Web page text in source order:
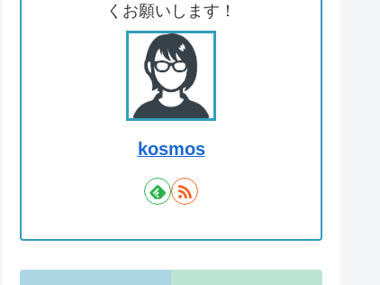
くお願いします！
kosmos